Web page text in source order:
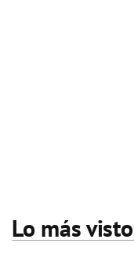
Lo más visto